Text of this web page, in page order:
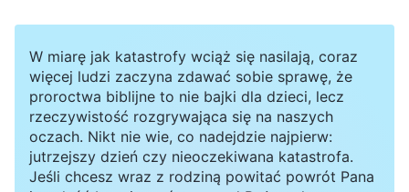
znaleźć kogoś o podobnych poglądach, z
dobrym człowieczeństwem, kto nie stanie na
drodze mojej wiary. Wenbin nie wierzył w Boga,
mieliśmy odmienne zapatrywania i nie
podążaliśmy tą samą ścieżką. Prędzej czy
W miarę jak katastrofy wciąż się nasilają, coraz
więcej ludzi zaczyna zdawać sobie sprawę, że
proroctwa biblijne to nie bajki dla dzieci, lecz
rzeczywistość rozgrywająca się na naszych
oczach. Nikt nie wie, co nadejdzie najpierw:
jutrzejszy dzień czy nieoczekiwana katastrofa.
Jeśli chcesz wraz z rodziną powitać powrót Pana